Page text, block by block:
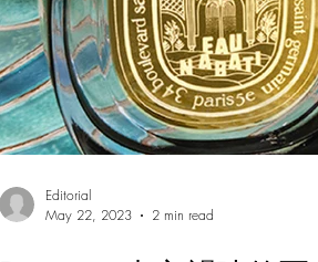
Editorial
May 22, 2023
2 min read